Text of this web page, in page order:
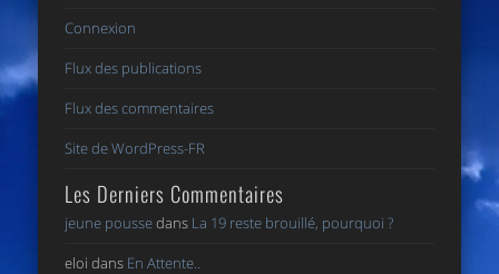
Connexion
Flux des publications
Flux des commentaires
Site de WordPress-FR
Les Derniers Commentaires
jeune poussedans La 19 reste brouillé, pourquoi ?
eloi dans En Attente..